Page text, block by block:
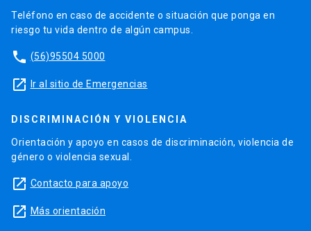
Teléfono en caso de accidente o situación que ponga en
riesgo tu vida dentro de algún campus.
phone (56)95504 5000
launch Ir al sitio de Emergencias
DISCRIMINACIÓN Y VIOLENCIA
Orientación y apoyo en casos de discriminación, violencia de
género o violencia sexual.
launch Contacto para apoyo
launch Más orientación